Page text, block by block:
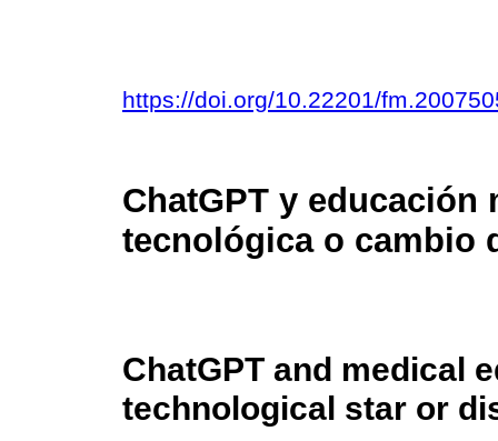
https://doi.org/10.22201/
ChatGPT y educación
tecnológica o cambio
ChatGPT and medical
technological star or